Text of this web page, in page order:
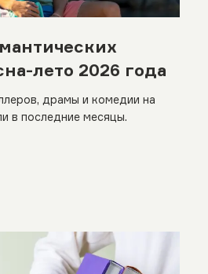
лето 2026 года
драмы и комедии на
в последние месяцы.